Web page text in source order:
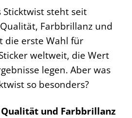
Sticktwist steht seit
Farbbrillanz und
die erste Wahl für
weltweit, die Wert
legen. Aber was
so besonders?
und Farbbrillanz